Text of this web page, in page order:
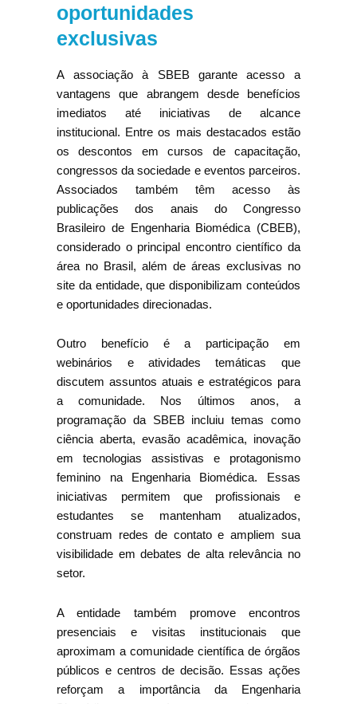
oportunidades
exclusivas
A associação à SBEB garante acesso a
vantagens que abrangem desde benefícios
imediatos até iniciativas de alcance
institucional. Entre os mais destacados estão
os descontos em cursos de capacitação,
congressos da sociedade e eventos parceiros.
Associados também têm acesso às
publicações dos anais do Congresso
Brasileiro de Engenharia Biomédica (CBEB),
considerado o principal encontro científico da
área no Brasil, além de áreas exclusivas no
site da entidade, que disponibilizam conteúdos
e oportunidades direcionadas.
Outro benefício é a participação em
webinários e atividades temáticas que
discutem assuntos atuais e estratégicos para
a comunidade. Nos últimos anos, a
programação da SBEB incluiu temas como
ciência aberta, evasão acadêmica, inovação
em tecnologias assistivas e protagonismo
feminino na Engenharia Biomédica. Essas
iniciativas permitem que profissionais e
estudantes se mantenham atualizados,
construam redes de contato e ampliem sua
visibilidade em debates de alta relevância no
setor.
A entidade também promove encontros
presenciais e visitas institucionais que
aproximam a comunidade científica de órgãos
públicos e centros de decisão. Essas ações
reforçam a importância da Engenharia